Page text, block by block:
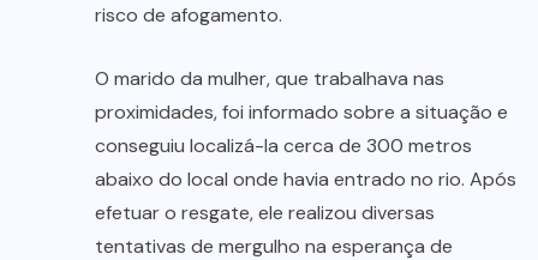
risco de afogamento.
O marido da mulher, que trabalhava nas
proximidades, foi informado sobre a situação e
conseguiu localizá-la cerca de 300 metros
abaixo do local onde havia entrado no rio. Após
efetuar o resgate, ele realizou diversas
tentativas de mergulho na esperança de